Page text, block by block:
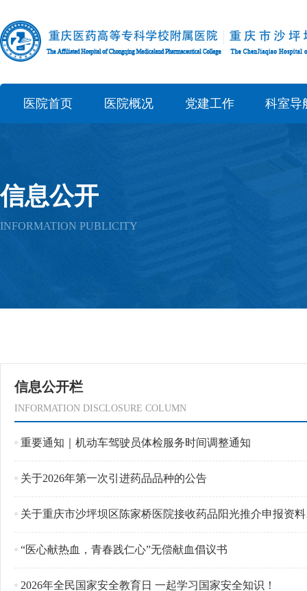
医院首页 医院概况 党建工作 科室导
信息公开
INFORMATION PUBLICITY
信息公开栏
INFORMATION DISCLOSURE COLUMN
重要通知｜机动车驾驶员体检服务时间调整通知
关于2026年第一次引进药品品种的公告
关于重庆市沙坪坝区陈家桥医院接收药品阳光推介申报资料的通知
“医心献热血，青春践仁心”无偿献血倡议书
2026年全民国家安全教育日 一起学习国家安全知识！